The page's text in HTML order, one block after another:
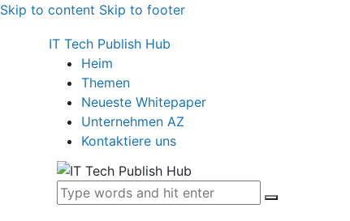
Skip to content Skip to footer
IT Tech Publish Hub
Heim
Themen
Neueste Whitepaper
Unternehmen AZ
Kontaktiere uns